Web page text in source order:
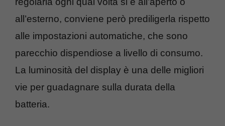
all’esterno, conviene però prediligerla rispetto
alle impostazioni automatiche, che sono
parecchio dispendiose a livello di consumo.
La luminosità del display è una delle migliori
vie per guadagnare sulla durata della
batteria.